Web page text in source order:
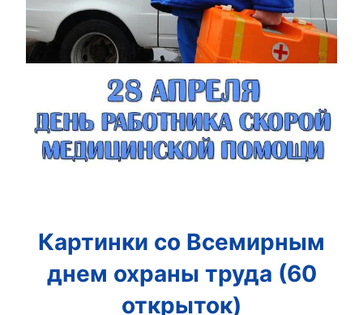
Картинки со Всемирным
днем охраны труда (60
открыток)